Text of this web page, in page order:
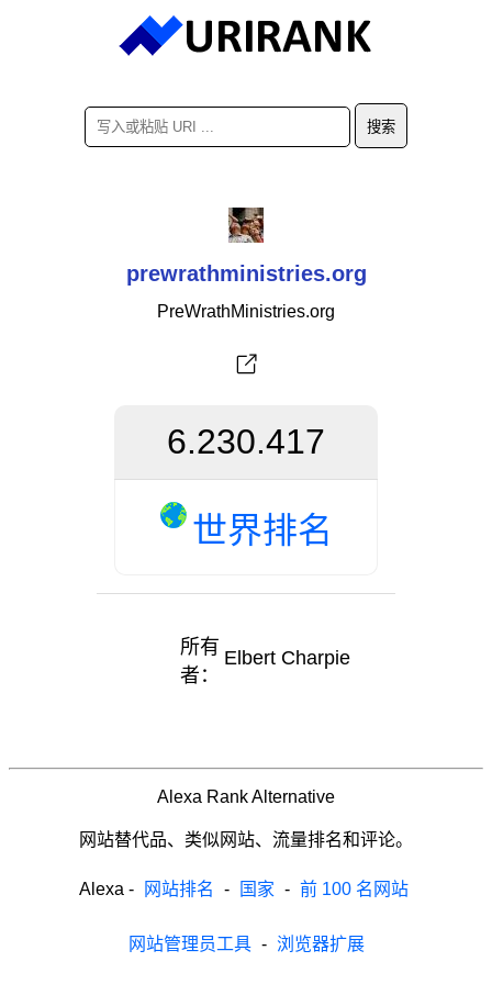
prewrathministries.org
PreWrathMinistries.org
6.230.417
世界排名
所有
者：
Elbert Charpie
Alexa Rank Alternative
网站替代品、类似网站、流量排名和评论。
Alexa - 网站排名 - 国家 - 前 100 名网站
网站管理员工具 - 浏览器扩展